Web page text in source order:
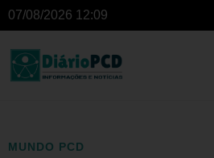
07/08/2026 12:09
MUNDO PCD